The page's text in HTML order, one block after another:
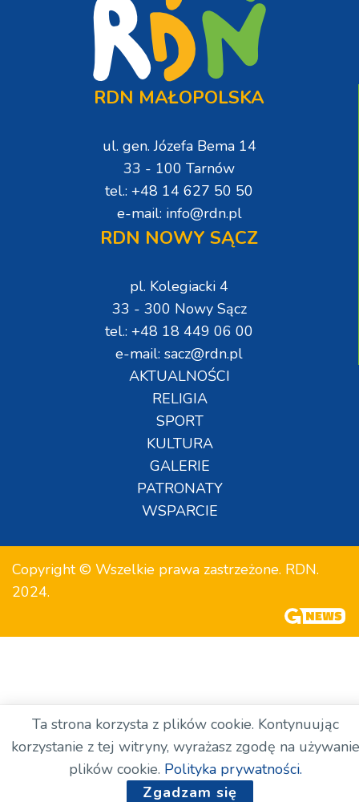
RDN MAŁOPOLSKA
ul. gen. Józefa Bema 14
33 - 100 Tarnów
tel.: +48 14 627 50 50
e-mail: info@rdn.pl
RDN NOWY SĄCZ
pl. Kolegiacki 4
33 - 300 Nowy Sącz
tel.: +48 18 449 06 00
e-mail: sacz@rdn.pl
AKTUALNOŚCI
RELIGIA
SPORT
KULTURA
GALERIE
PATRONATY
WSPARCIE
Copyright © Wszelkie prawa zastrzeżone. RDN.
2024.
Ta strona korzysta z plików cookie. Kontynuując
korzystanie z tej witryny, wyrażasz zgodę na używanie
plików cookie. Polityka prywatności.
Zgadzam się